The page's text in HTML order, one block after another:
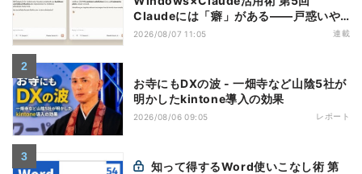
Claudeには「癖」がある――戸惑いや
すい7つの仕様
2026/08/07 11:05 連載
お寺にもDXの波 - 一畑寺など山陰5社が
明かしたkintone導入の効果
2026/08/06 09:05 レポート